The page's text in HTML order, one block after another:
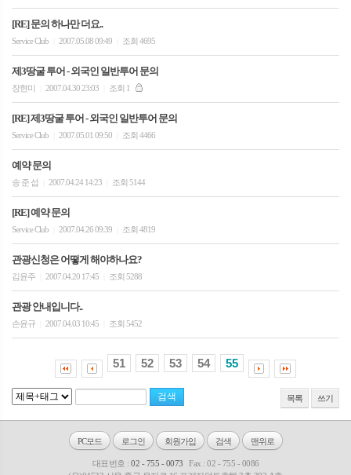
[RE] 문의 하나만 더요..
Service Club 2007.05.08 09:49 조회 4695
제3땅굴 투어 - 외국인 일반투어 문의
장현미 2007.04.30 23:03 조회 1
[RE] 제3땅굴 투어 - 외국인 일반투어 문의
Service Club 2007.05.01 09:50 조회 4466
예약 문의
송 준 섭 2007.04.24 14:23 조회 5144
[RE] 예약 문의
Service Club 2007.04.26 09:39 조회 4819
관광신청은 어떻게 해야하나요?
김윤주 2007.04.20 17:45 조회 5288
관광 안내입니다..
손윤규 2007.04.03 10:45 조회 5452
51 52 53 54 55
목록 쓰기
PC모드 로그인 회원가입 검색 맨위로
대표번호 : 02 - 755 - 0073
Fax : 02 - 755 - 0086